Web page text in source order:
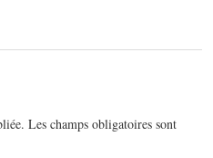
Les champs obligatoires sont